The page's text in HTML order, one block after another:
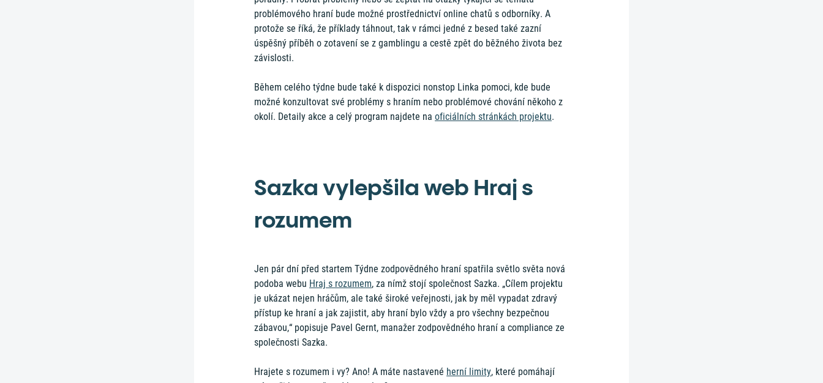
problémového hraní bude možné prostřednictví online chatů s odborníky. A
protože se říká, že příklady táhnout, tak v rámci jedné z besed také zazní
úspěšný příběh o zotavení se z gamblingu a cestě zpět do běžného života bez
závislosti.
Během celého týdne bude také k dispozici nonstop Linka pomoci, kde bude
možné konzultovat své problémy s hraním nebo problémové chování někoho z
okolí. Detaily akce a celý program najdete na oficiálních stránkách projektu.
Sazka vylepšila web Hraj s
rozumem
Jen pár dní před startem Týdne zodpovědného hraní spatřila světlo světa nová
podoba webu Hraj s rozumem, za nímž stojí společnost Sazka. „Cílem projektu
je ukázat nejen hráčům, ale také široké veřejnosti, jak by měl vypadat zdravý
přístup ke hraní a jak zajistit, aby hraní bylo vždy a pro všechny bezpečnou
zábavou,“ popisuje Pavel Gernt, manažer zodpovědného hraní a compliance ze
společnosti Sazka.
Hrajete s rozumem i vy? Ano! A máte nastavené herní limity, které pomáhají